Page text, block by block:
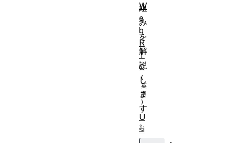
組
み
を
解
説
し
ま
す
。
W
e
b
R
T
C
U
si